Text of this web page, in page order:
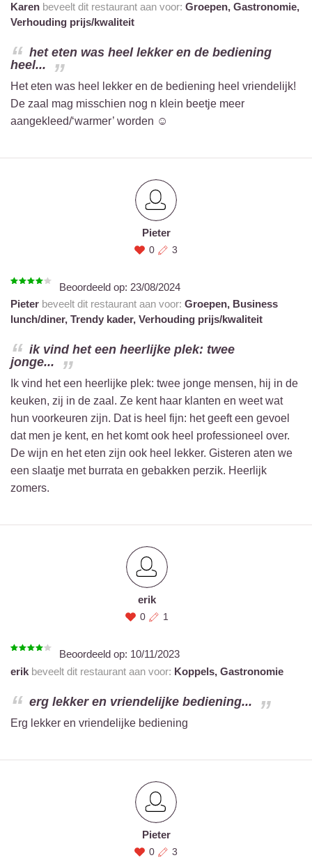
Karen beveelt dit restaurant aan voor: Groepen, Gastronomie,
Verhouding prijs/kwaliteit
het eten was heel lekker en de bediening
heel...
Het eten was heel lekker en de bediening heel vriendelijk!
De zaal mag misschien nog n klein beetje meer
aangekleed/‘warmer’ worden ☺️
Pieter
0 3
Beoordeeld op: 23/08/2024
Pieter beveelt dit restaurant aan voor: Groepen, Business
lunch/diner, Trendy kader, Verhouding prijs/kwaliteit
ik vind het een heerlijke plek: twee
jonge...
Ik vind het een heerlijke plek: twee jonge mensen, hij in de
keuken, zij in de zaal. Ze kent haar klanten en weet wat
hun voorkeuren zijn. Dat is heel fijn: het geeft een gevoel
dat men je kent, en het komt ook heel professioneel over.
De wijn en het eten zijn ook heel lekker. Gisteren aten we
een slaatje met burrata en gebakken perzik. Heerlijk
zomers.
erik
0 1
Beoordeeld op: 10/11/2023
erik beveelt dit restaurant aan voor: Koppels, Gastronomie
erg lekker en vriendelijke bediening...
Erg lekker en vriendelijke bediening
Pieter
0 3